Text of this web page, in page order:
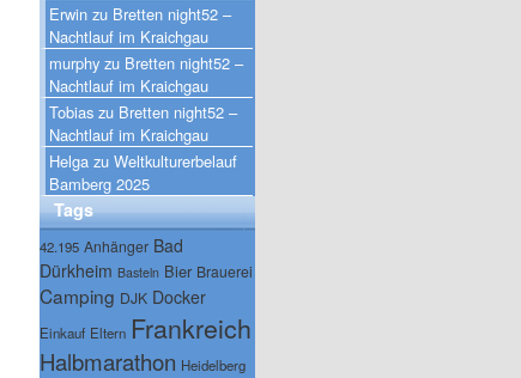
Erwin zu Bretten night52 –
Nachtlauf im Kraichgau
murphy zu Bretten night52 –
Nachtlauf im Kraichgau
Tobias zu Bretten night52 –
Nachtlauf im Kraichgau
Helga zu Weltkulturerbelauf
Bamberg 2025
Tags
42.195 Anhänger Bad
Dürkheim Basteln Bier Brauerei
Camping DJK Docker
Einkauf Eltern Frankreich
Halbmarathon Heidelberg